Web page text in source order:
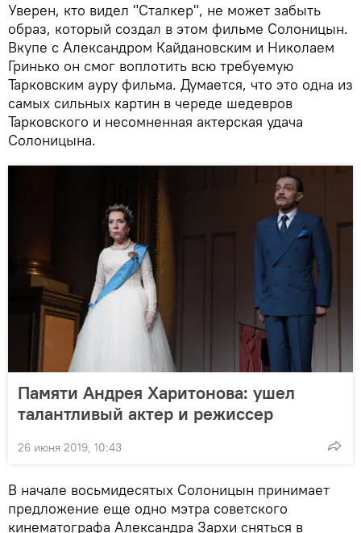
Уверен, кто видел "Сталкер", не может забыть
образ, который создал в этом фильме Солоницын.
Вкупе с Александром Кайдановским и Николаем
Гринько он смог воплотить всю требуемую
Тарковским ауру фильма. Думается, что это одна из
самых сильных картин в череде шедевров
Тарковского и несомненная актерская удача
Солоницына.
Памяти Андрея Харитонова: ушел
талантливый актер и режиссер
26 июня 2019, 10:43
В начале восьмидесятых Солоницын принимает
предложение еще одно мэтра советского
кинематографа Александра Зархи сняться в